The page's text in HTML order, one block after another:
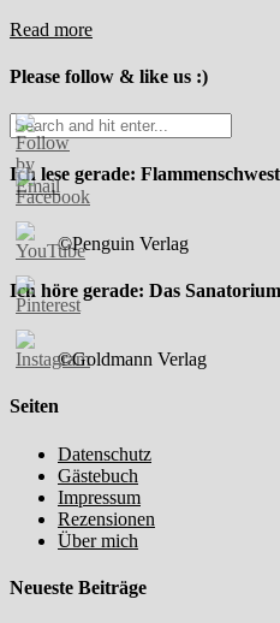
Read more
Please follow & like us :)
Ich lese gerade:
©Penguin Verlag
Ich höre gerade: Das
©Goldmann Verlag
Seiten
Datenschutz
Gästebuch
Impressum
Rezensionen
Über mich
Neueste Beiträge